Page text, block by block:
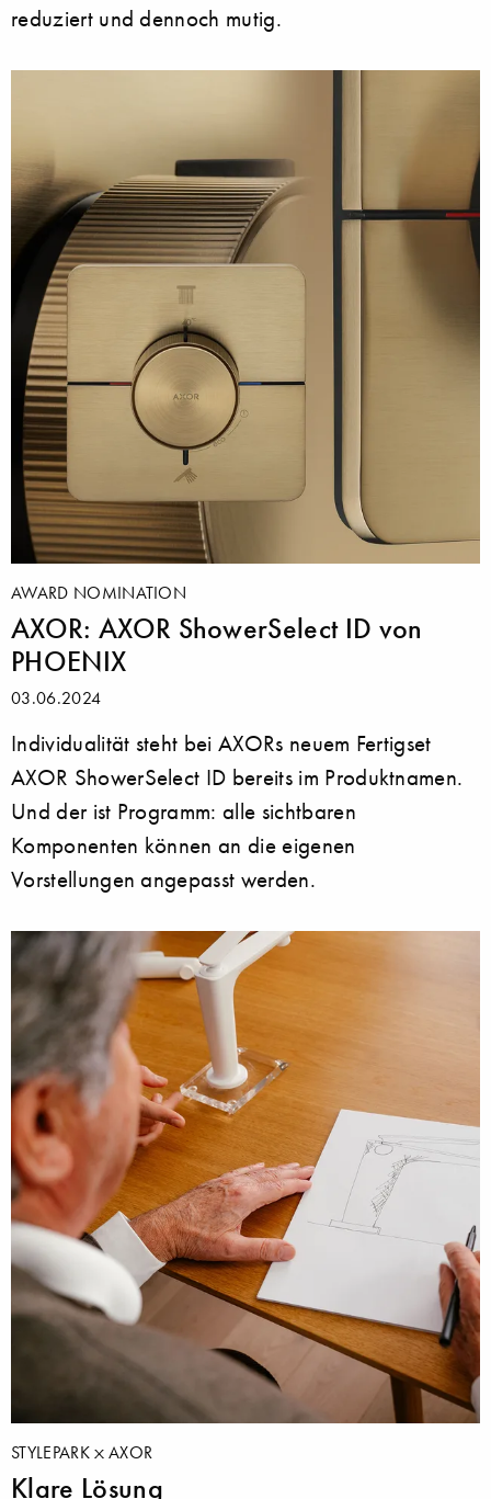
reduziert und dennoch mutig.
AWARD NOMINATION
AXOR: AXOR ShowerSelect ID von
PHOENIX
03.06.2024
Individualität steht bei AXORs neuem Fertigset
AXOR ShowerSelect ID bereits im Produktnamen.
Und der ist Programm: alle sichtbaren
Komponenten können an die eigenen
Vorstellungen angepasst werden.
STYLEPARK AXOR
Klare Lösung